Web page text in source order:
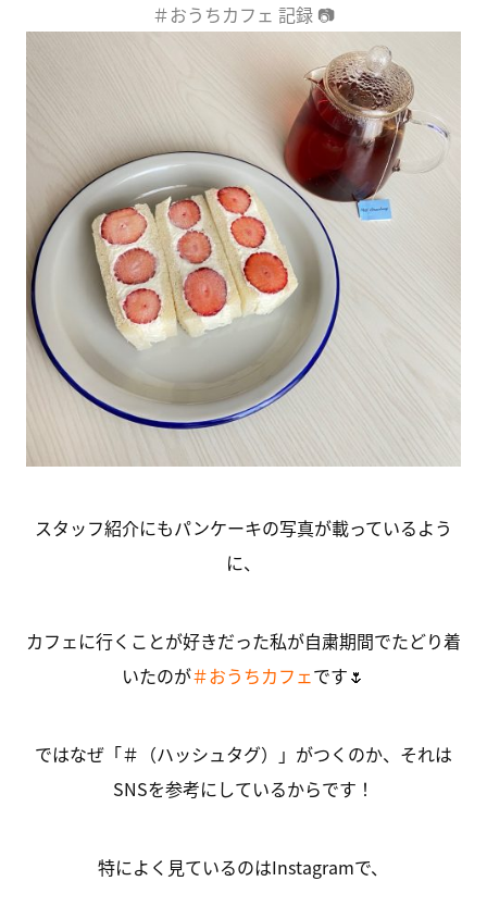
＃おうちカフェ 記録 📷
スタッフ紹介にもパンケーキの写真が載っているよう
に、
カフェに行くことが好きだった私が自粛期間でたどり着
いたのが＃おうちカフェです🌷
ではなぜ「＃（ハッシュタグ）」がつくのか、それは
SNSを参考にしているからです！
特によく見ているのはInstagramで、